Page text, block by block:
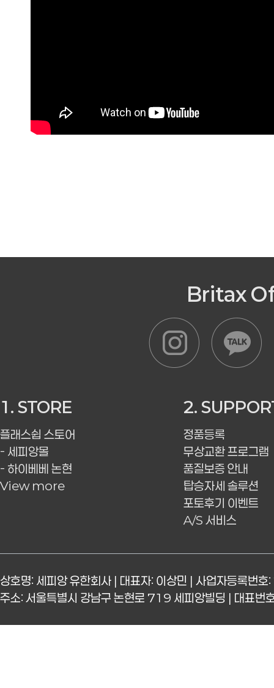
Britax
1. STORE
플래스쉽 스토어
- 세피앙몰
- 하이베베 논현
View more
2.
정품등록
무상교환 프로그램
품질보증 안내
탑승자세 솔루션
포토후기 이벤트
A/S 서비스
상호명: 세피앙 유한회사 | 대표자: 이상민 | 사업자등록
주소: 서울특별시 강남구 논현로 719 세피앙빌딩 |